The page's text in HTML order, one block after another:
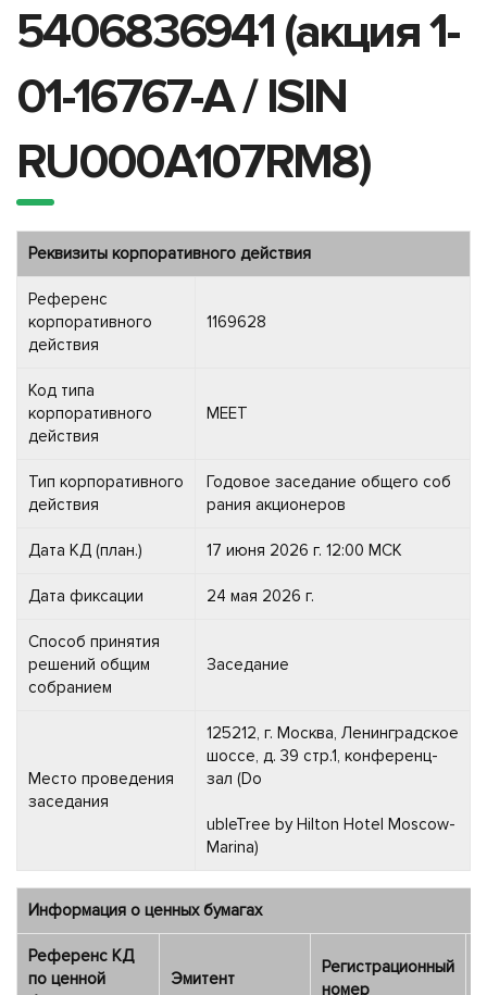
5406836941 (акция 1-
01-16767-A / ISIN
RU000A107RM8)
Реквизиты корпоративного действия
Референс
корпоративного
действия
1169628
Код типа
корпоративного
действия
MEET
Тип корпоративного
действия
Годовое заседание общего соб
рания акционеров
Дата КД (план.) 17 июня 2026 г. 12:00 МСК
Дата фиксации 24 мая 2026 г.
Способ принятия
решений общим
собранием
Заседание
Место проведения
заседания
125212, г. Москва, Ленинградское
шоссе, д. 39 стр.1, конференц-
зал (Do
ubleTree by Hilton Hotel Moscow-
Marina)
Информация о ценных бумагах
Референс КД
по ценной
Эмитент
Регистрационный
номер